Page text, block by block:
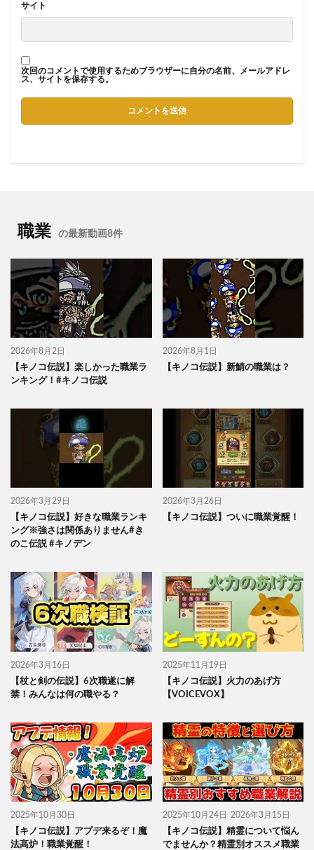
サイト
次回のコメントで使用するためブラウザーに自分の名前、メールアドレ
ス、サイトを保存する。
職業 の最新動画8件
2026年8月2日
【キノコ伝説】楽しかった職業ラ
ンキング！#キノコ伝説
2026年8月1日
【キノコ伝説】新鯖の職業は？
2026年3月29日
【キノコ伝説】好きな職業ランキ
ング※強さは関係ありません#き
のこ伝説 #キノデン
2026年3月26日
【キノコ伝説】ついに職業覚醒！
2026年3月16日
【杖と剣の伝説】6次職遂に解
禁！みんなは何の職やる？
2025年11月19日
【キノコ伝説】火力のあげ方
【VOICEVOX】
2025年10月30日
【キノコ伝説】アプデ来るぞ！魔
法高炉！職業覚醒！
2025年10月24日 2026年3月15日
【キノコ伝説】精霊について悩ん
でませんか？精霊別オススメ職業